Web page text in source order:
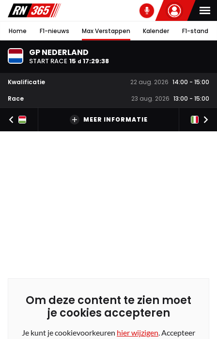
Home F1-nieuws Max Verstappen Kalender F1-stand
GP NEDERLAND
START RACE 15 d 17:29:37
Kwalificatie 22 aug. 2026 14:00 - 15:00
Race
23 aug. 2026 13:00 - 15:00
MEER INFORMATIE
Om deze content te zien moet
je cookies accepteren
Je kunt je cookievoorkeuren hier wijzigen. Accepteer